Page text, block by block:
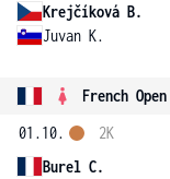
Krejčíková B.
Juvan K.
French Open
01.10.
Burel C.
2K